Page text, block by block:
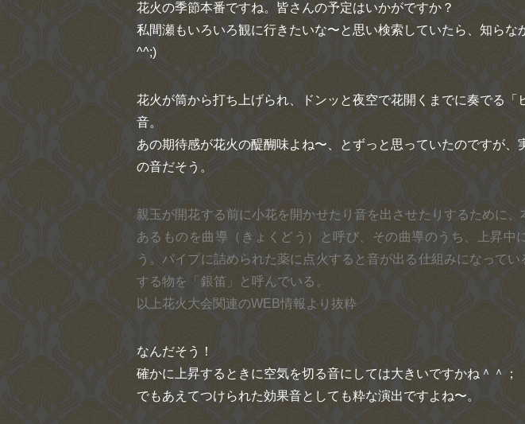
花火の季節本番ですね。皆さんの予定はいかがですか？
私間瀬もいろいろ観に行きたいな〜と思い検索していたら、知らな
^^;)
花火が筒から打ち上げられ、ドンッと夜空で花開くまでに奏でる 「
音。
あの期待感が花火の醍醐味よね〜、とずっと思っていたのですが、
の音だそう。
親玉が開花する前に小花を開かせたり音を出させたりするために
あるものを曲導（きょくどう）と呼び、その曲導のうち、上昇中
う。パイプに詰められた薬に点火すると音が出る仕組みになって
する物を「銀笛」と呼んでいる。
以上花火大会関連のWEB情報より抜粋
なんだそう！
確かに上昇するときに空気を切る音にしては大きいですかね＾＾；
でもあえてつけられた効果音としても粋な演出ですよね〜。